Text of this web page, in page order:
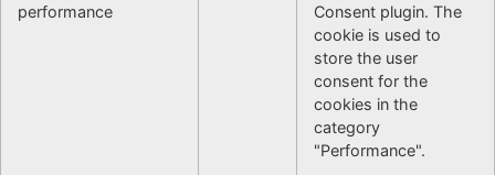
performance
Consent plugin. The
cookie is used to
store the user
consent for the
cookies in the
category
"Performance".